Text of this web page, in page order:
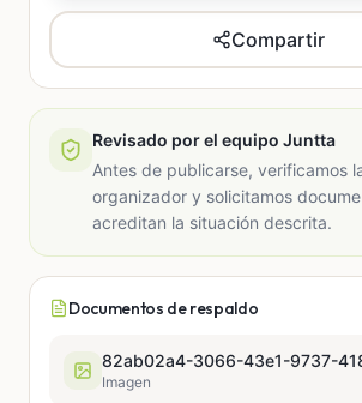
Compartir
Revisado por el equipo Juntta
Antes de publicarse, verificamos
organizador y solicitamos
acreditan la situación descrita.
Documentos de respaldo
Imagen